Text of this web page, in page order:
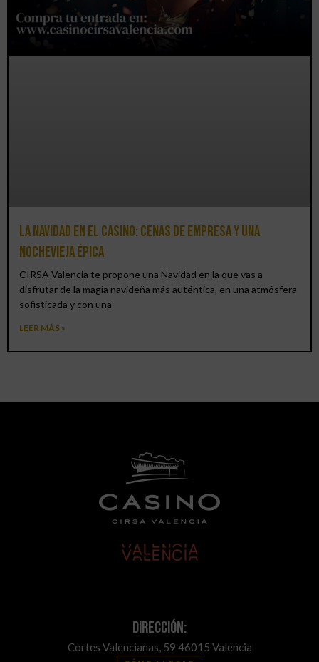
La Navidad en el Casino: cenas de empresa y una
Nochevieja épica
CIRSA Valencia te propone una Navidad en la que vas a
disfrutar de la magia navideña más auténtica, en una atmósfera
sofisticada y con una
LEER MÁS »
Dirección:
Cortes Valencianas, 59 46015 Valencia